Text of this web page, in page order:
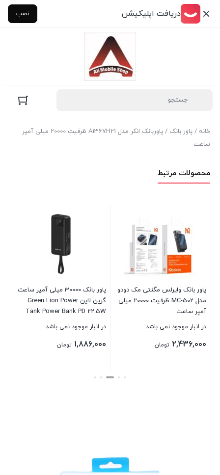
دریافت اپلیکیشن نصب
خانه / پاور بانک
/ پاوربانک انکر مدل A1367H21 ظرفیت 20000 میلی آمپر
ساعت
محصولات مرتبط
پاور بانک وایرلس مگنتی مک دودو
مدل MC-502 ظرفیت 20000 میلی
آمپر ساعت
در انبار موجود نمی باشد
2,436,000 تومان
پاور بانک 30000 میلی آمپر ساعت
گرین لاین Green Lion Power
Tank Power Bank PD 22.5W
در انبار موجود نمی باشد
1,886,000 تومان
بستن